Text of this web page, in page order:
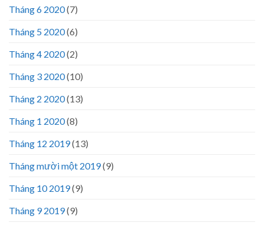
Tháng 6 2020(7)
Tháng 5 2020(6)
Tháng 4 2020(2)
Tháng 3 2020(10)
Tháng 2 2020(13)
Tháng 1 2020(8)
Tháng 12 2019(13)
Tháng mười một 2019(9)
Tháng 10 2019(9)
Tháng 9 2019(9)